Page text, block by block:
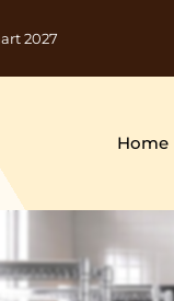
2027
Home